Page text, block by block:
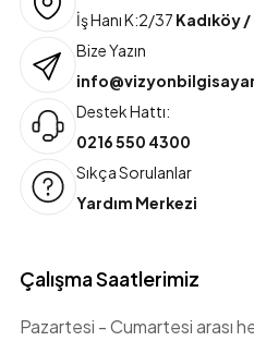
İş Hanı K:2/37 Kadıköy /
Bize Yazın
Destek Hattı:
0216 550 4300
Sıkça Sorulanlar
Yardım Merkezi
Çalışma Saatlerimiz
Pazartesi - Cumartesi arası